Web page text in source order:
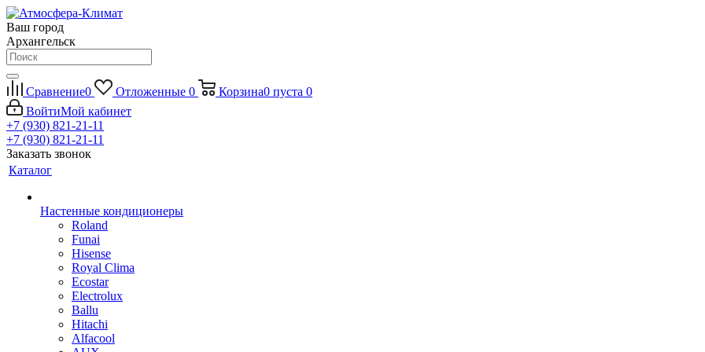
Ваш город
Архангельск
Сравнение0 Отложенные 0 Корзина0 пуста 0
ВойтиМой кабинет
+7 (930) 821-21-11
+7 (930) 821-21-11
Заказать звонок
Каталог
Настенные кондиционеры
Roland
Funai
Hisense
Royal Clima
Ecostar
Electrolux
Ballu
Hitachi
Alfacool